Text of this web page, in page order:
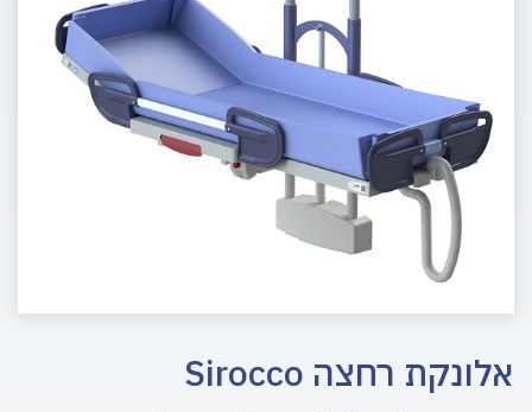
אלונקת רחצה Sirocco